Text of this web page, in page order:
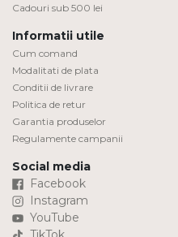
Cadouri sub 500 lei
Informatii utile
Cum comand
Modalitati de plata
Conditii de livrare
Politica de retur
Garantia produselor
Regulamente campanii
Social media
Facebook
Instagram
YouTube